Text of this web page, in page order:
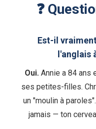
❓
Est-il
l'anglais
Oui.Annie a 84 ans
ses petites-filles.
un "moulin à
jamais — ton